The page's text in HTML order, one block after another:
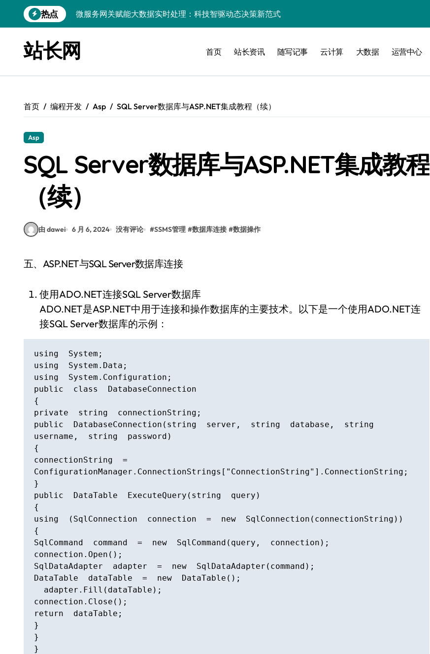
到
热点
微服务网关赋能大数据实时处理：科技智驱动态决策新范式
PHP视角：大数据架构下实时处理引擎性能优化策略探析
前端领航：实时数据引擎驱动下的大数据架构革新实践
以实时引擎为桨，破数据洪流之浪：科技赋能高效处理新范式
开源赋能：大数据实时引擎构建与多媒体应用效能跃升探索
实时数据科技赋能，高效处理引擎驱动创业新未来
技术赋能：大数据实时处理驱动科技行业效能革命性跃迁
站长网 首页 站长资讯 随写记事 云计算 大数据 运营中心
首页 编程开发 Asp SQL Server数据库与ASP.NET集成教程（续）
Asp
SQL Server数据库与ASP.NET集成教程
（续）
由 dawei 6 月 6, 2024 没有评论 #SSMS管理 #数据库连接 #数据操作
五、ASP.NET与SQL Server数据库连接
使用ADO.NET连接SQL Server数据库
ADO.NET是ASP.NET中用于连接和操作数据库的主要技术。以下是一个使用ADO.NET连
接SQL Server数据库的示例：
using  System;
using  System.Data;
using  System.Configuration;
public  class  DatabaseConnection
{
private  string  connectionString;
public  DatabaseConnection(string  server,  string  database,  string
username,  string  password)
{
connectionString  =
ConfigurationManager.ConnectionStrings["ConnectionString"].ConnectionString;
}
public  DataTable  ExecuteQuery(string  query)
{
using  (SqlConnection  connection  =  new  SqlConnection(connectionString))
{
SqlCommand  command  =  new  SqlCommand(query,  connection);
connection.Open();
SqlDataAdapter  adapter  =  new  SqlDataAdapter(command);
DataTable  dataTable  =  new  DataTable();
connection.Close();
return  dataTable;
}
}
}